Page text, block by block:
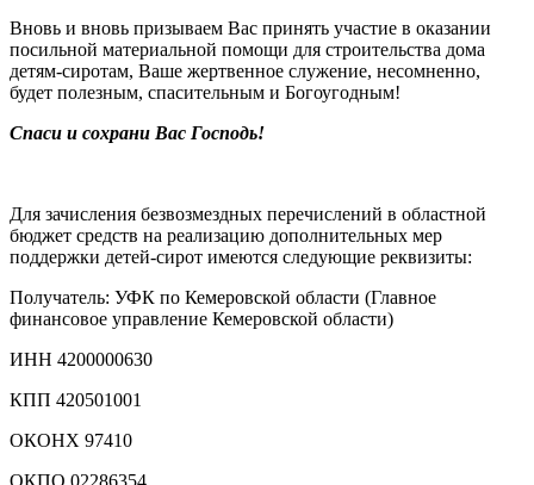
Вновь и вновь призываем Вас принять участие в оказании
посильной материальной помощи для строительства дома
детям-сиротам, Ваше жертвенное служение, несомненно,
будет полезным, спасительным и Богоугодным!
Спаси и сохрани Вас Господь!
Для зачисления безвозмездных перечислений в областной
бюджет средств на реализацию дополнительных мер
поддержки детей-сирот имеются следующие реквизиты:
Получатель: УФК по Кемеровской области (Главное
финансовое управление Кемеровской области)
ИНН 4200000630
КПП 420501001
ОКОНХ 97410